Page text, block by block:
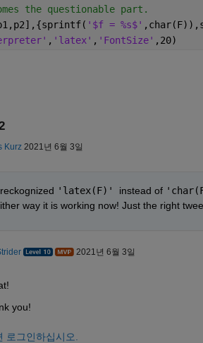
the questionable part.
'$f = %s$'
, 'latex' , 'FontSize' ,20)
Kurz 2021년 6월 3일
'latex(F)' instead of
way it is working now! Just the right
2021년 6월 3일
you!
로그인하십시오.